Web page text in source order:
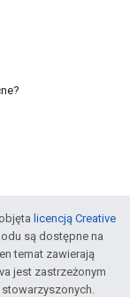
licencją Creative
są dostępne na
temat zawierają
jest zastrzeżonym